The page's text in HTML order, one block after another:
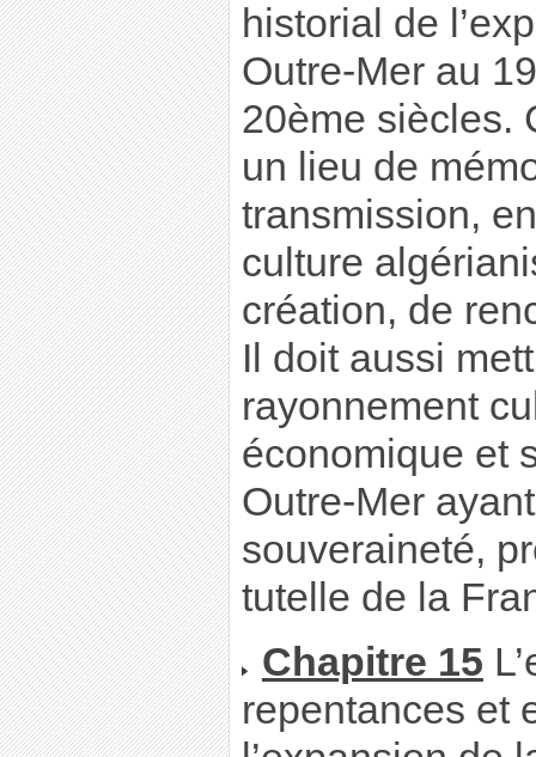
historial de
Outre-Mer au
20ème siècles.
un lieu de
transmission,
culture
création, de
Il doit aussi
rayonnement
économique et
Outre-Mer
souveraineté,
tutelle de la
Chapitre 15
repentances et